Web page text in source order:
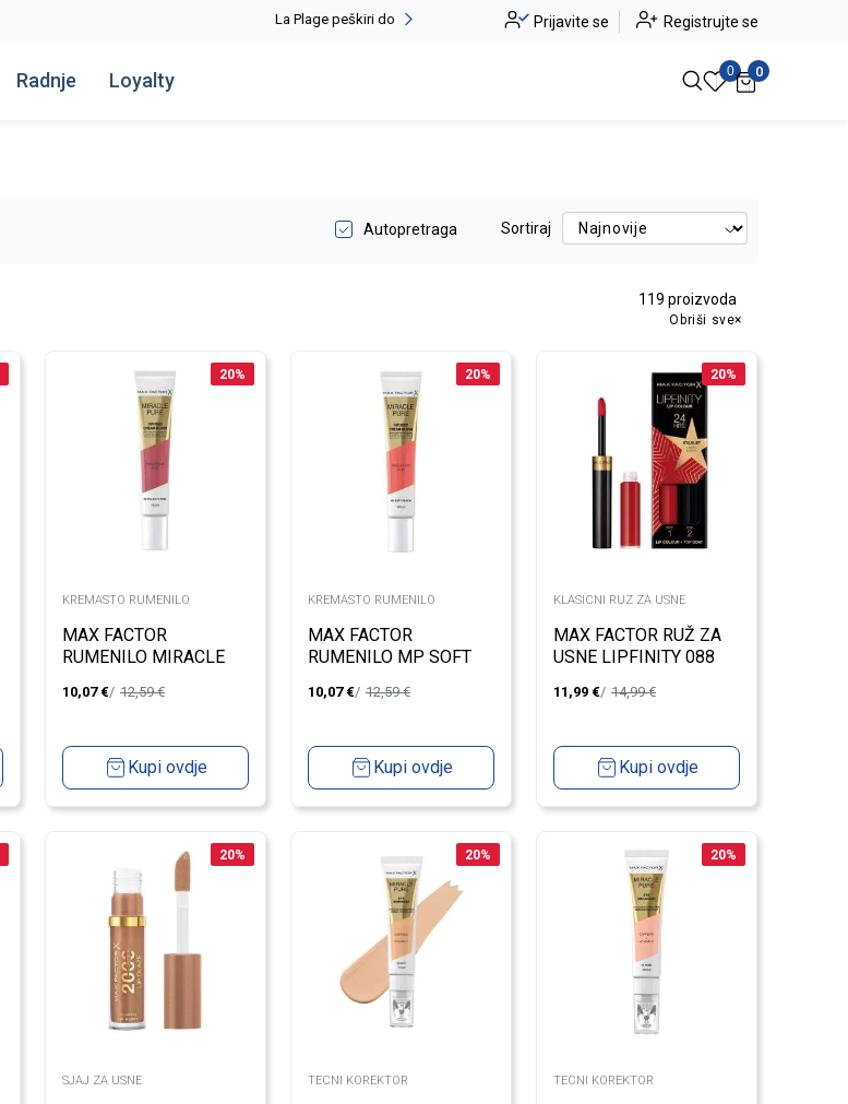
Alma Ras do -50% Pogledaj više
Prijavite se Registrujte se
Radnje Loyalty 0 0
Autopretraga Sortiraj
119 proizvoda
Obriši sve
20%
KREMASTO RUMENILO
MAX FACTOR
RUMENILO MIRACLE
15ML
10,07 € 12,59€
Kupi ovdje
20%
KREMASTO RUMENILO
MAX FACTOR
RUMENILO MP SOFT
10,07 € 12,59€
Kupi ovdje
20%
KLASICNI RUZ ZA USNE
MAX FACTOR RUŽ ZA
USNE LIPFINITY 088
11,99 € 14,99€
Kupi ovdje
20%
SJAJ ZA USNE
20%
TECNI KOREKTOR
20%
TECNI KOREKTOR